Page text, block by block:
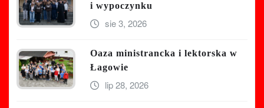
i wypoczynku
sie 3, 2026
Oaza ministrancka i lektorska w
Łagowie
lip 28, 2026